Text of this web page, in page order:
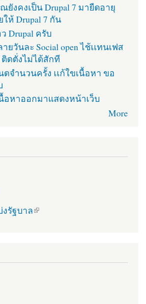
ยังคงเป็น Drupal 7 มายืดอายุ
ห้ Drupal 7 กัน
Drupal ครับ
วันละ Social open ไช้เเทนเฟส
ดตั่งไม่ได้สักที
จำนวนครั้ง เเก้ใขเนื้อหา ขอ
อหาออกมาแสดงหน้าเว็บ
More
รัฐบาล